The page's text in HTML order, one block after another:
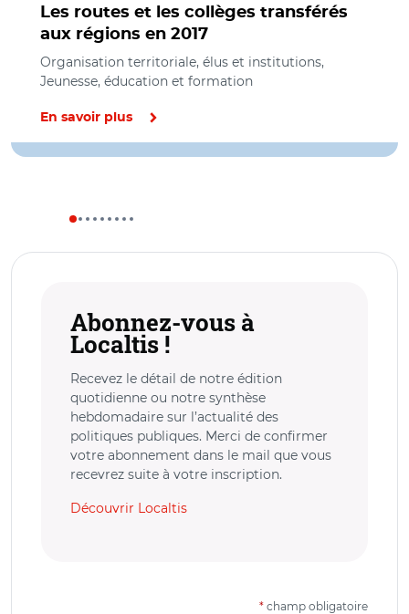
Les routes et les collèges transférés
aux régions en 2017
Organisation territoriale, élus et institutions,
Jeunesse, éducation et formation
En savoir plus
Abonnez-vous à
Localtis !
Recevez le détail de notre édition
quotidienne ou notre synthèse
hebdomadaire sur l’actualité des
politiques publiques. Merci de confirmer
votre abonnement dans le mail que vous
recevrez suite à votre inscription.
Découvrir Localtis
* champ obligatoire